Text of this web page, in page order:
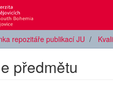
repozitáře publikací JU
předmětu